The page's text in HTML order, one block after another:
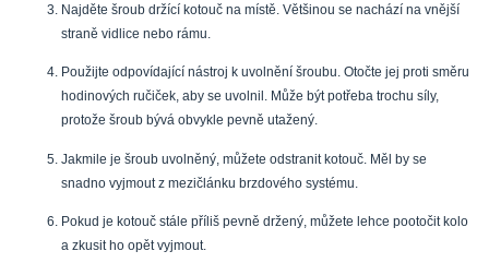
Najděte šroub držící kotouč na místě. Většinou se nachází na vnější
straně vidlice nebo rámu.
Použijte odpovídající nástroj k uvolnění šroubu. Otočte jej proti směru
hodinových ručiček, aby se uvolnil. Může být potřeba trochu síly,
protože šroub bývá obvykle pevně utažený.
Jakmile je šroub uvolněný, můžete odstranit kotouč. Měl by se
snadno vyjmout z mezičlánku brzdového systému.
Pokud je kotouč stále příliš pevně držený, můžete lehce pootočit kolo
a zkusit ho opět vyjmout.